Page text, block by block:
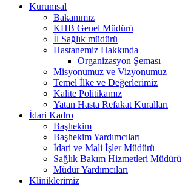
Kurumsal
Bakanımız
KHB Genel Müdürü
İl Sağlık müdürü
Hastanemiz Hakkında
Organizasyon Şeması
Misyonumuz ve Vizyonumuz
Temel İlke ve Değerlerimiz
Kalite Politikamız
Yatan Hasta Refakat Kuralları
İdari Kadro
Başhekim
Başhekim Yardımcıları
İdari ve Mali İşler Müdürü
Sağlık Bakım Hizmetleri Müdürü
Müdür Yardımcıları
Kliniklerimiz